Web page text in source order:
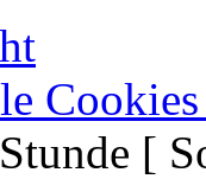
Cookies
[